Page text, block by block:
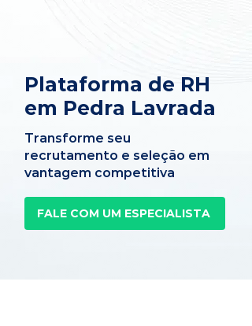
Plataforma de RH
em Pedra Lavrada
Transforme seu
recrutamento e seleção em
vantagem competitiva
FALE COM UM ESPECIALISTA